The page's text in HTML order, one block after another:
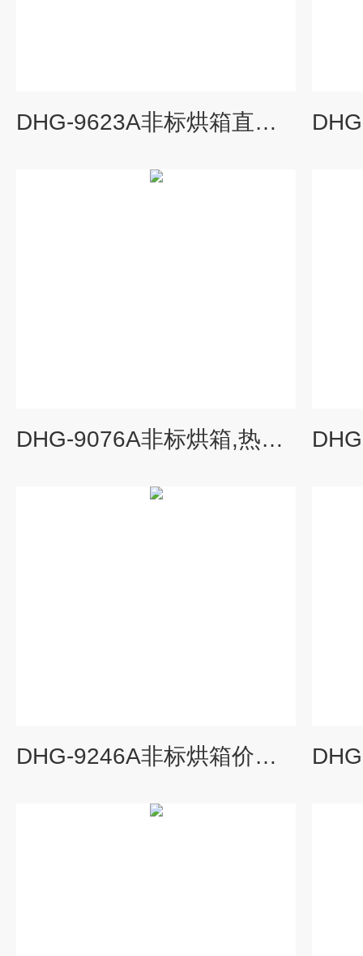
DHG-9623A非标烘箱直销,热风循环烘箱
DHG-9076A非标烘箱,热风循环烘箱
DHG-9246A非标烘箱价格,热风循环烘箱